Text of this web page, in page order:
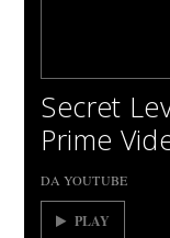
Secret
Prime
DA YOUTUBE
PLAY